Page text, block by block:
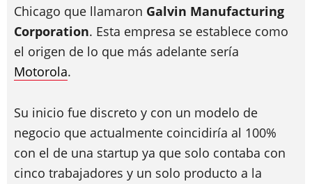
Chicago que llamaron Galvin Manufacturing
Corporation. Esta empresa se establece como
el origen de lo que más adelante sería
Motorola.
Su inicio fue discreto y con un modelo de
negocio que actualmente coincidiría al 100%
con el de una startup ya que solo contaba con
cinco trabajadores y un solo producto a la